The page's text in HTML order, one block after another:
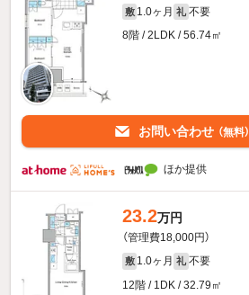
敷 1.0ヶ月 礼 不要
8階 / 2LDK / 56.74㎡
お問い合わせ （無料）
ほか提供
23.2万円
（管理費18,000円）
敷 1.0ヶ月 礼 不要
12階 / 1DK / 32.79㎡